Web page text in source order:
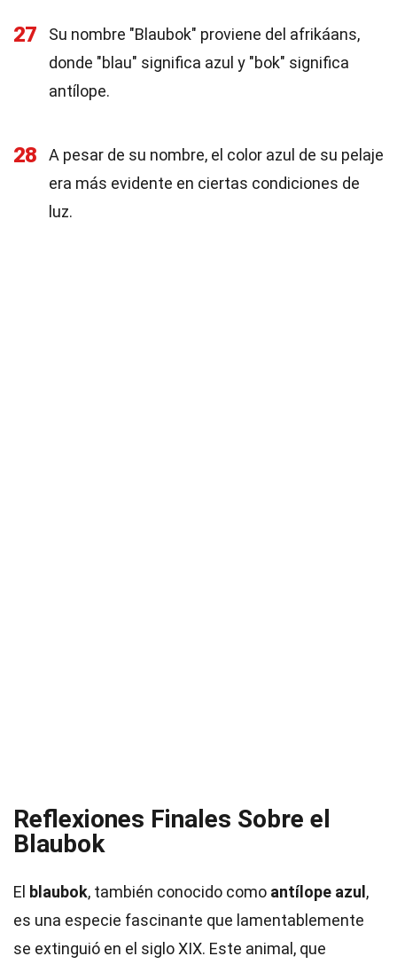
27
Su nombre "Blaubok" proviene del afrikáans,
donde "blau" significa azul y "bok" significa
antílope.
28
A pesar de su nombre, el color azul de su pelaje
era más evidente en ciertas condiciones de
luz.
Reflexiones Finales Sobre el
Blaubok
El blaubok, también conocido como antílope azul ,
es una especie fascinante que lamentablemente
se extinguió en el siglo XIX. Este animal, que